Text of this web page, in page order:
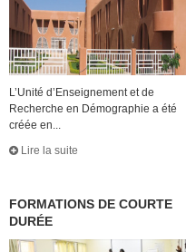
L’Unité d’Enseignement et de
Recherche en Démographie a été
créée en...
Lire la suite
FORMATIONS DE COURTE
DURÉE